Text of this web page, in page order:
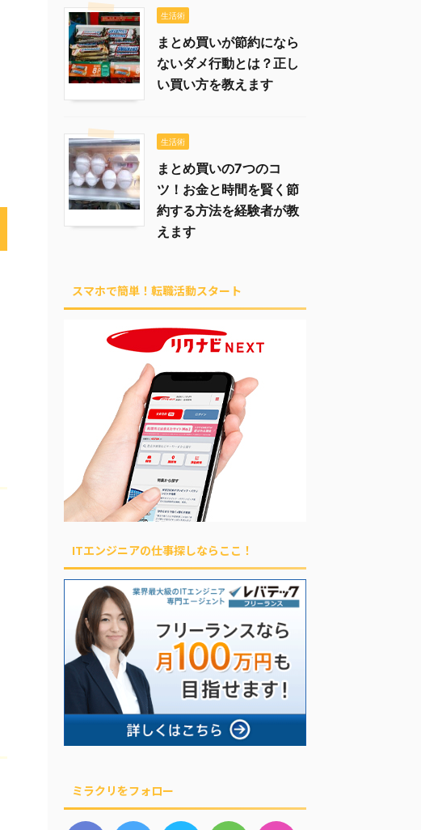
生活術
まとめ買いが節約になら
ないダメ行動とは？正し
い買い方を教えます
生活術
まとめ買いの7つのコ
ツ！お金と時間を賢く節
約する方法を経験者が教
えます
スマホで簡単！転職活動スタート
ITエンジニアの仕事探しならここ！
ミラクリをフォロー